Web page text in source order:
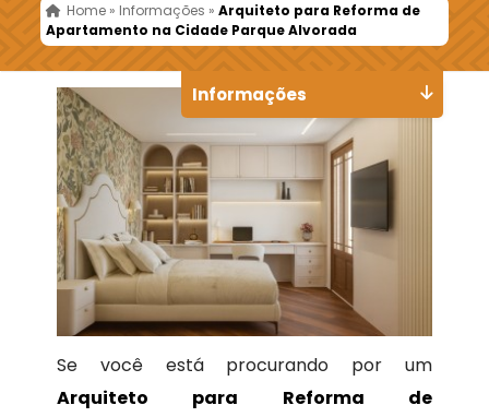
Home » Informações »Arquiteto para Reforma de
Apartamento na Cidade Parque Alvorada
Se você está procurando por um
Arquiteto para Reforma de
Informações